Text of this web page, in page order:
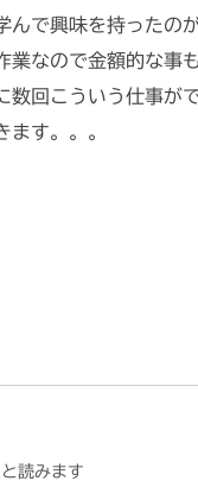
んで興味を持ったの
業なので金額的な事
数回こういう仕事が
す。。。
読みます